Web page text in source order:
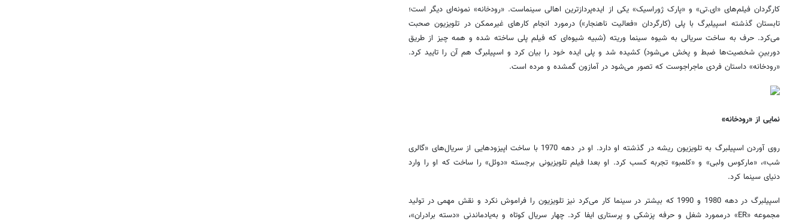
کارگردان فیلم‌های «ای.تی» و «پارک ژوراسیک» یکی از ایده‌پردازترین اهالی سینماست. «رودخانه» نمونه‌ای دیگر است؛
تابستان گذشته اسپیلبرگ با پلی (کارگردان «فعالیت ناهنجار») درمورد انجام کارهای غیرممکن در تلویزیون صحبت
می‌کرد. حرف به ساخت سریالی به شیوه سینما وریته (شبیه شیوه‌ای که فیلم پلی ساخته شده و همه چیز از طریق
دوربینِ شخصیت‌ها ضبط و پخش می‌شود) کشیده شد و پلی ایده خود را بیان کرد و اسپیلبرگ هم آن را تایید کرد.
«رودخانه» داستان فردی ماجراجوست که تصور می‌شود در آمازون گمشده و مرده است.
نمایی از «رودخانه»
روی آوردن اسپیلبرگ به تلویزیون ریشه در گذشته او دارد. او در دهه 1970 با ساخت اپیزودهایی از سریال‌های «گالری
شب»، «مارکوس ولبی» و «کلمبو» تجربه کسب کرد. او بعدا فیلم تلویزیونی برجسته «دوئل» را ساخت که او را وارد
دنیای سینما کرد.
اسپیلبرگ در دهه 1980 و 1990 که بیشتر در سینما کار می‌کرد نیز تلویزیون را فراموش نکرد و نقش مهمی در تولید
مجموعه «ER» درممورد شغل و حرفه پزشکی و پرستاری ایفا کرد. چهار سریال کوتاه و به‌یادماندنی «دسته برادران»،